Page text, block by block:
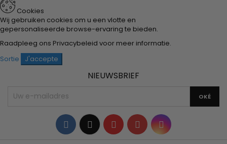
Cookies
Wij gebruiken cookies om u een vlotte en
gepersonaliseerde browse-ervaring te bieden.
Raadpleeg ons Privacybeleid voor meer informatie.
Sortie
J'accepte
NIEUWSBRIEF
Facebook
TwitterYouTubePinterestInstagram